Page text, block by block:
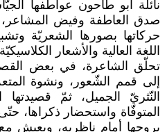
نائلة أبو طاحون عواطفها
صدق العاطفة وفيض
حركاتها بصورها الشعريّة
اللغة العالية والأشعار
تحلّق الشاعرة، في بعض
إلى قمم الشّعور، ونشوة المتعة
النّثريّ الجميل، ثمّ قصيدتها
المتوفّاة واستحضار ذكراها،
بروحها أمام ناظريه، ويعيش